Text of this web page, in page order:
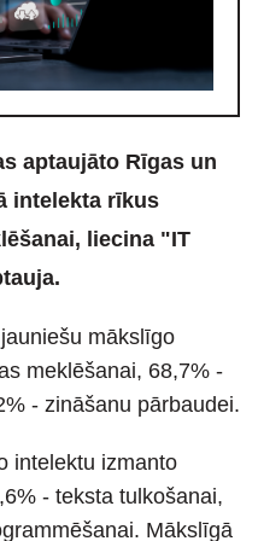
aptaujāto Rīgas un
intelekta rīkus
liecina "IT
mākslīgo
meklēšanai, 68,7% -
- zināšanu pārbaudei.
intelektu izmanto
- teksta tulkošanai,
Mākslīgā